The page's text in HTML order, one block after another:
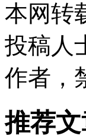
本网转
投稿人
作者，
推荐